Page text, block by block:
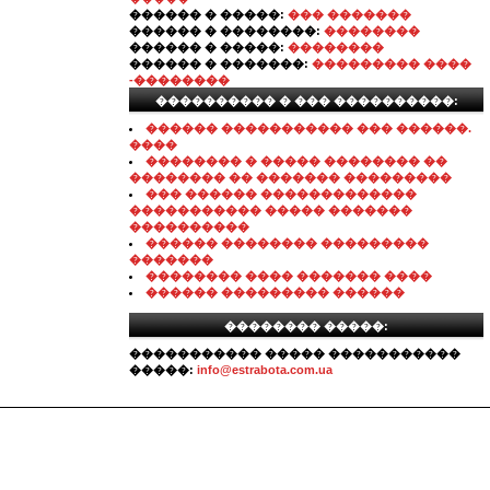
������ � �����: ��� �������
������ � ��������: ��������
������ � �����: ��������
������ � �������: ��������� ����
-��������
���������� � ��� ����������:
������ ����������� ��� ������.
����
�������� � ����� �������� ��
�������� �� ������� ���������
��� ������ �������������
����������� ����� �������
����������
������ �������� ���������
�������
�������� ���� ������� ����
������ ��������� ������
�������� �����:
����������� ����� �����������
�����: info@estrabota.com.ua